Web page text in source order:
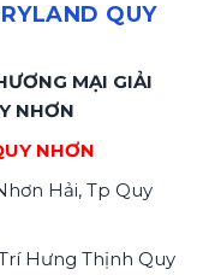
QUY
MẠI GIẢI
NHƠN
NHƠN
Hải, Tp Quy
Hưng Thịnh Quy